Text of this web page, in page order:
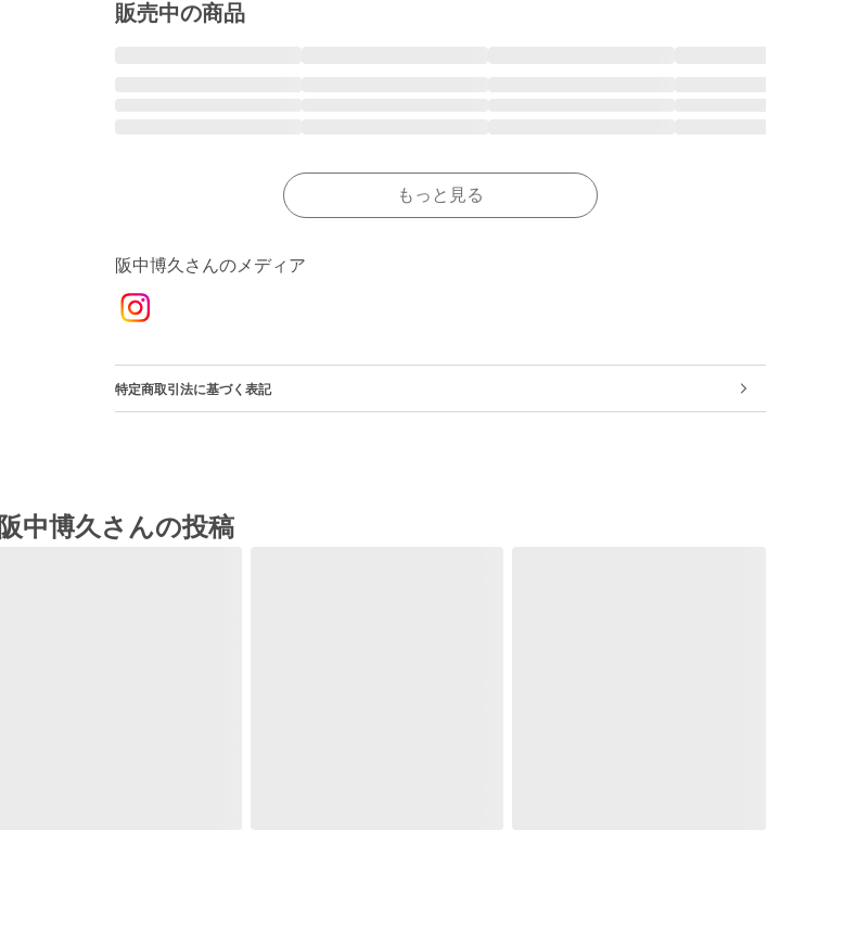
販売中の商品
もっと見る
阪中博久さんのメディア
特定商取引法に基づく表記
阪中博久さんの投稿